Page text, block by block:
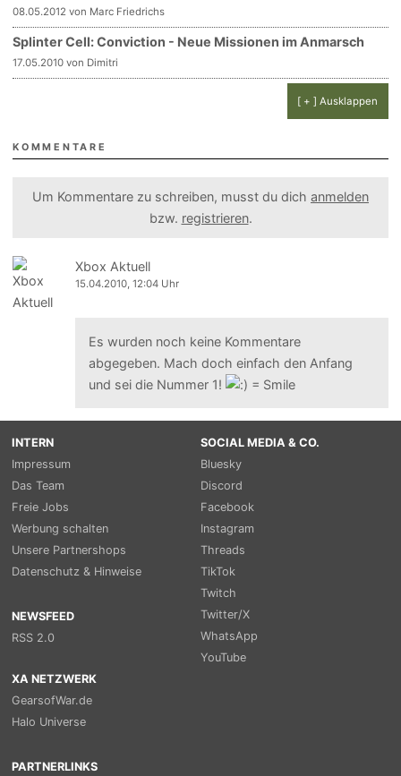
08.05.2012 von Marc Friedrichs
Splinter Cell: Conviction - Neue Missionen im Anmarsch
17.05.2010 von Dimitri
[ + ] Ausklappen
KOMMENTARE
Um Kommentare zu schreiben, musst du dich anmelden
bzw. registrieren.
Xbox Aktuell
15.04.2010, 12:04 Uhr
Es wurden noch keine Kommentare
abgegeben. Mach doch einfach den Anfang
und sei die Nummer 1!
INTERN
Impressum
Das Team
Freie Jobs
Werbung schalten
Unsere Partnershops
Datenschutz & Hinweise
NEWSFEED
RSS 2.0
SOCIAL MEDIA & CO.
Bluesky
Discord
Facebook
Instagram
Threads
TikTok
Twitch
Twitter/X
WhatsApp
YouTube
XA NETZWERK
GearsofWar.de
Halo Universe
PARTNERLINKS